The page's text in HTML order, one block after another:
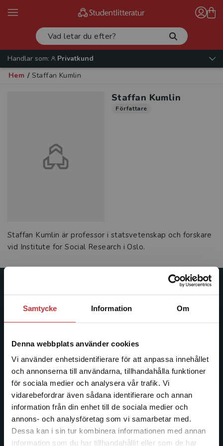
Samtycke Information Om
Denna webbplats använder cookies
Vi använder enhetsidentifierare för att anpassa innehållet
och annonserna till användarna, tillhandahålla funktioner
för sociala medier och analysera vår trafik. Vi
vidarebefordrar även sådana identifierare och annan
information från din enhet till de sociala medier och
annons- och analysföretag som vi samarbetar med.
Dessa kan i sin tur kombinera informationen med annan
information som du har tillhandahållit eller som de har
Begränsad fraktregion
Handlar som:
Privatkund
Hem / Staffan Kumlin
Staffan Kumlin
Författare
Staffan Kumlin är professor i statsvetenskap och forskare
vid Institute for Social Research i Oslo.
Studentlitteratur
Studentlitteratur grundades 1963 och är idag Sveriges
facklitteratur, utbildningar och digitala
längs hela kunskapsresan.
Kontakta oss
Kontakta oss
046-31 20 00